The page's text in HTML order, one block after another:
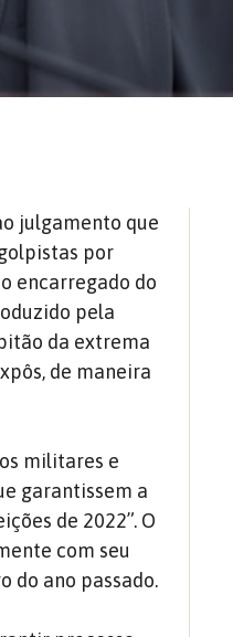
julgamento que
por
encarregado do
pela
da extrema
de maneira
militares e
garantissem a
de 2022”. O
com seu
do ano passado.